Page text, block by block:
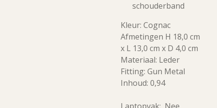
schouderband
Kleur: Cognac
Afmetingen H 18,0 cm
x L 13,0 cm x D 4,0 cm
Materiaal: Leder
Fitting: Gun Metal
Inhoud: 0,94